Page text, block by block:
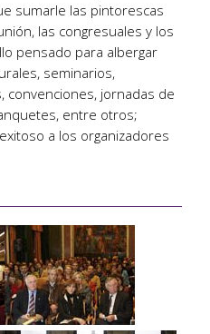
sumarle las pintorescas
las congresuales y los
pensado para albergar
seminarios,
convenciones, jornadas de
entre otros;
a los organizadores